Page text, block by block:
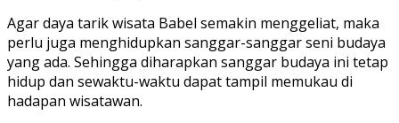
Agar daya tarik wisata Babel semakin menggeliat, maka
perlu juga menghidupkan sanggar-sanggar seni budaya
yang ada. Sehingga diharapkan sanggar budaya ini tetap
hidup dan sewaktu-waktu dapat tampil memukau di
hadapan wisatawan.